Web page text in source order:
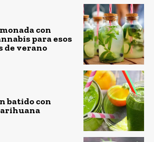
con
para esos
de verano
batido con